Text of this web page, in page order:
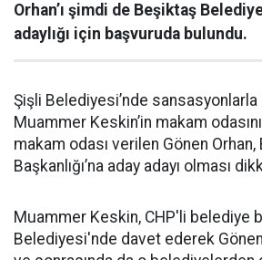
Orhan’ı şimdi de Beşiktaş
adaylığı için başvuruda bulundu.
Şişli Belediyesi’nde
Muammer Keskin’in makam
makam odası verilen Gönen
Başkanlığı’na aday adayı olması
Muammer Keskin, CHP'li belediye
Belediyesi'nde davet ederek Gönen